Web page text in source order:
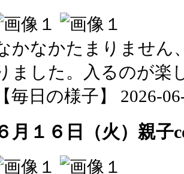
かなかたまりません
ました。入るのが楽
【毎日の様子】 2026-
月１６日（火）親子